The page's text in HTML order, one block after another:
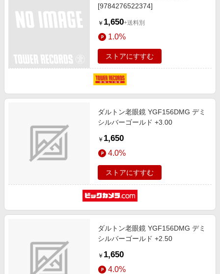
[9784276522374]
￥ 1,650+送料別
1.0%
ストアにすすむ
ダルトン老眼鏡 YGF156DMG デミ
シルバーゴールド +3.00
￥ 1,650
4.0%
ストアにすすむ
ダルトン老眼鏡 YGF156DMG デミ
シルバーゴールド +2.50
￥ 1,650
4.0%